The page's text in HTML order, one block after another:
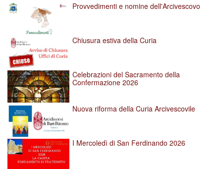
Provvedimenti e nomine dell'Arcivescovo
Chiusura estiva della Curia
Celebrazioni del Sacramento della
Confermazione 2026
Nuova riforma della Curia Arcivescovile
I Mercoledì di San Ferdinando 2026